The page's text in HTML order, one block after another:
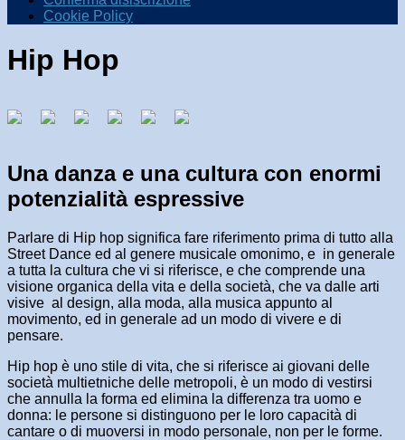
Cookie Policy
Hip Hop
Una danza e una cultura con enormi
potenzialità espressive
Parlare di Hip hop significa fare riferimento prima di tutto alla
Street Dance ed al genere musicale omonimo, e in generale
a tutta la cultura che vi si riferisce, e che comprende una
visione organica della vita e della società, che va dalle arti
visive al design, alla moda, alla musica appunto al
movimento, ed in generale ad un modo di vivere e di
pensare.
Hip hop è uno stile di vita, che si riferisce ai giovani delle
società multietniche delle metropoli, è un modo di vestirsi
che annulla la forma ed elimina la differenza tra uomo e
donna: le persone si distinguono per le loro capacità di
cantare o di muoversi in modo personale, non per le forme.